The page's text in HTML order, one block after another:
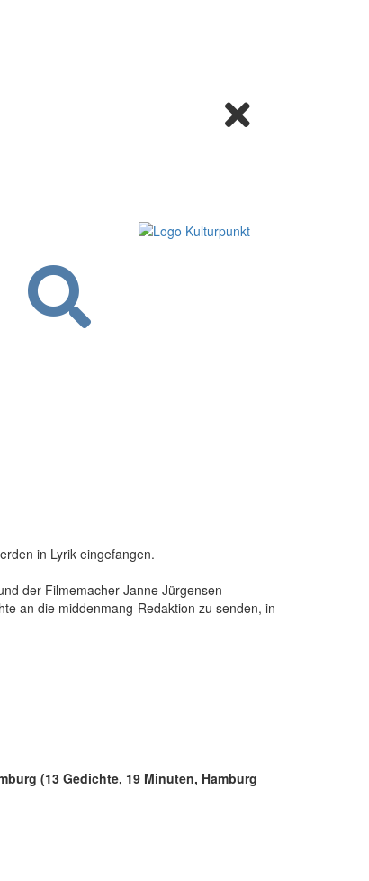
in Lyrik eingefangen.
der Filmemacher Janne Jürgensen
an die middenmang-Redaktion zu senden, in
(13 Gedichte, 19 Minuten, Hamburg